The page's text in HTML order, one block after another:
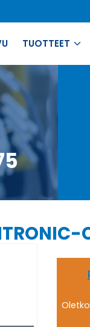
TUOTTEET